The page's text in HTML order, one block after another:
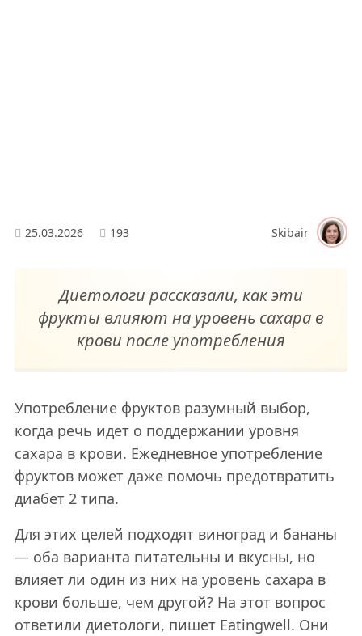
25.03.2026 193 Skibair
Диетологи рассказали, как эти
фрукты влияют на уровень сахара в
крови после употребления
Употребление фруктов разумный выбор,
когда речь идет о поддержании уровня
сахара в крови. Ежедневное употребление
фруктов может даже помочь предотвратить
диабет 2 типа.
Для этих целей подходят виноград и бананы
— оба варианта питательны и вкусны, но
влияет ли один из них на уровень сахара в
крови больше, чем другой? На этот вопрос
ответили диетологи, пишет Eatingwell. Они